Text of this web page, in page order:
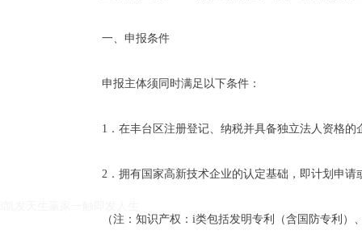
一、申报条件
申报主体须同时满足以下条件：
1．在丰台区注册登记、纳税并具备独立法人资格的
2．拥有国家高新技术企业的认定基础，即计划申
（注：知识产权：i类包括发明专利（含国防专利